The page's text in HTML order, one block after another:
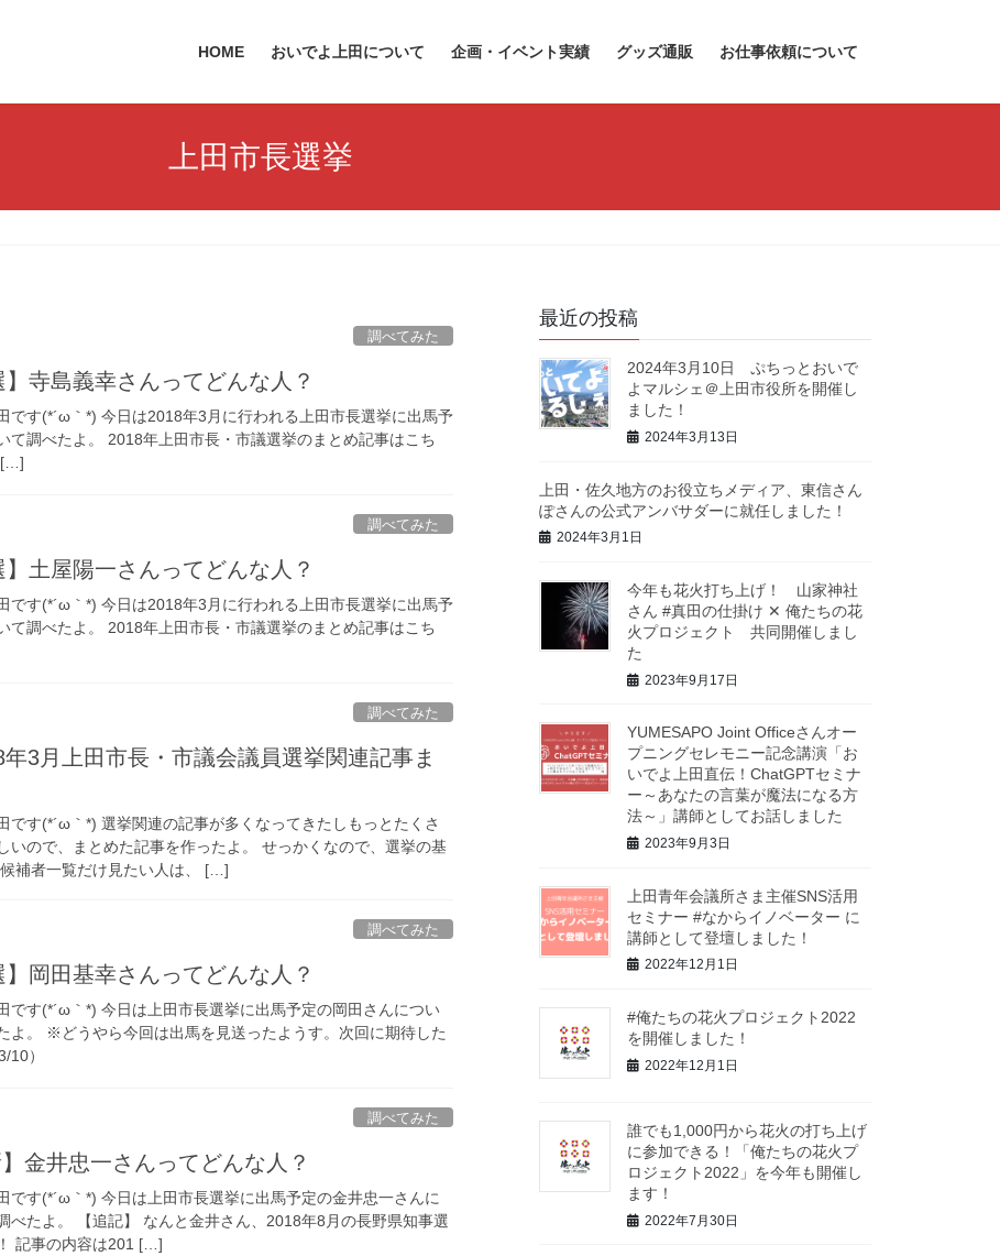
HOME おいでよ上田について 企画・イベント実績 グッズ通販 お仕事依頼について
上田市長選挙
調べてみた
】寺島義幸さんってどんな人？
です(*´ω｀*) 今日は2018年3月に行われる上田市長選挙に出馬予
て調べたよ。 2018年上田市長・市議選挙のまとめ記事はこち
[…]
調べてみた
】土屋陽一さんってどんな人？
です(*´ω｀*) 今日は2018年3月に行われる上田市長選挙に出馬予
て調べたよ。 2018年上田市長・市議選挙のまとめ記事はこち
調べてみた
年3月上田市長・市議会議員選挙関連記事ま
です(*´ω｀*) 選挙関連の記事が多くなってきたしもっとたくさ
いので、まとめた記事を作ったよ。 せっかくなので、選挙の基
補者一覧だけ見たい人は、 […]
調べてみた
】岡田基幸さんってどんな人？
です(*´ω｀*) 今日は上田市長選挙に出馬予定の岡田さんについ
よ。 ※どうやら今回は出馬を見送ったようす。次回に期待した
10）
調べてみた
金井忠一さんってどんな人？
です(*´ω｀*) 今日は上田市長選挙に出馬予定の金井忠一さんに
べたよ。 【追記】 なんと金井さん、2018年8月の長野県知事選
記事の内容は201 […]
最近の投稿
2024年3月10日 ぷちっとおいで
よマルシェ＠上田市役所を開催し
ました！
2024年3月13日
上田・佐久地方のお役立ちメディア、東信さん
ぽさんの公式アンバサダーに就任しました！
2024年3月1日
今年も花火打ち上げ！ 山家神社
さん #真田の仕掛け ✕ 俺たちの花
火プロジェクト 共同開催しまし
た
2023年9月17日
YUMESAPO Joint Officeさんオー
プニングセレモニー記念講演「お
いでよ上田直伝！ChatGPTセミナ
ー～あなたの言葉が魔法になる方
法～」講師としてお話しました
2023年9月3日
上田青年会議所さま主催SNS活用
セミナー #なからイノベーター に
講師として登壇しました！
2022年12月1日
#俺たちの花火プロジェクト2022
を開催しました！
2022年12月1日
誰でも1,000円から花火の打ち上げ
に参加できる！「俺たちの花火プ
ロジェクト2022」を今年も開催し
ます！
2022年7月30日